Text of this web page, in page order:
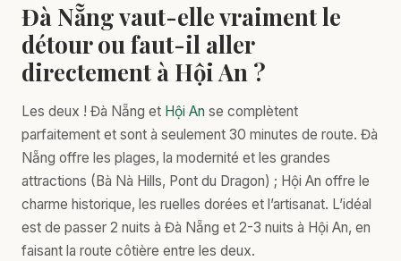
Đà Nẵng vaut-elle vraiment le
détour ou faut-il aller
directement à Hội An ?
Les deux ! Đà Nẵng et Hội An se complètent
parfaitement et sont à seulement 30 minutes de route. Đà
Nẵng offre les plages, la modernité et les grandes
attractions (Bà Nà Hills, Pont du Dragon) ; Hội An offre le
charme historique, les ruelles dorées et l’artisanat. L’idéal
est de passer 2 nuits à Đà Nẵng et 2-3 nuits à Hội An, en
faisant la route côtière entre les deux.